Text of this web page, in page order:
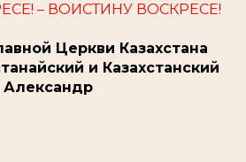
– ВОИСТИНУ ВОСКРЕСЕ!
Церкви Казахстана
и Казахстанский
Александр